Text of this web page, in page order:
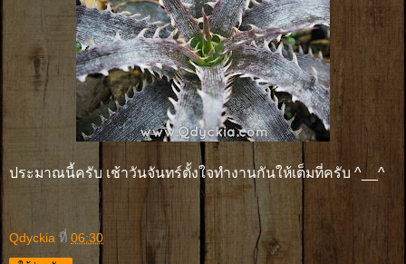
ประมาณนี้ครับ เช้าวันจันทร์ตั้งใจทำงานกันให้เต็มที่ครับ ^__^
Qdyckia ที่ 06:30